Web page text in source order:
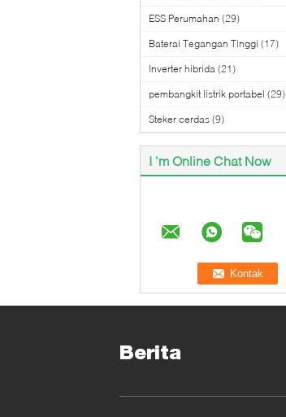
ESS Perumahan (29)
Baterai Tegangan Tinggi (17)
Inverter hibrida (21)
pembangkit listrik portabel (29)
Steker cerdas (9)
I 'm Online Chat Now
Berita